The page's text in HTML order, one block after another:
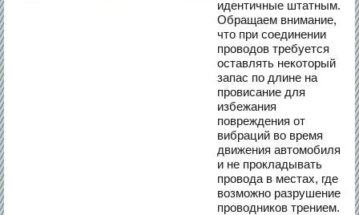
идентичные штатным.
Обращаем внимание,
что при соединении
проводов требуется
оставлять некоторый
запас по длине на
провисание для
избежания
повреждения от
вибраций во время
движения автомобиля
и не прокладывать
провода в местах, где
возможно разрушение
проводников трением.